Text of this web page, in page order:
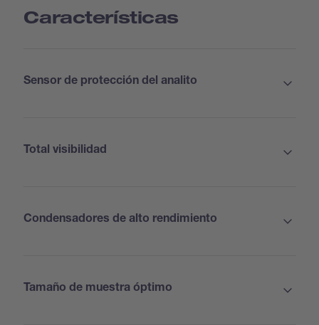
Características
Sensor de protección del analito
Total visibilidad
Condensadores de alto rendimiento
Tamaño de muestra óptimo